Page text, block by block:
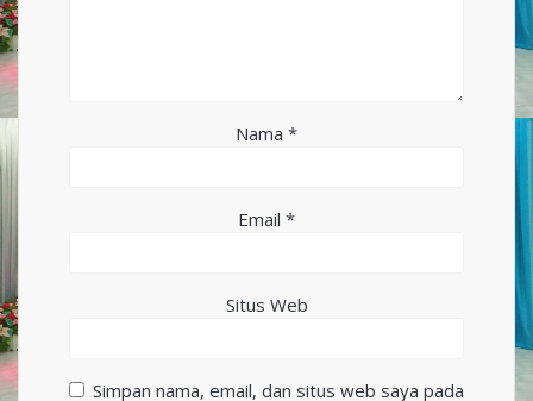
Nama *
Email *
Situs Web
Simpan nama, email, dan situs web saya pada